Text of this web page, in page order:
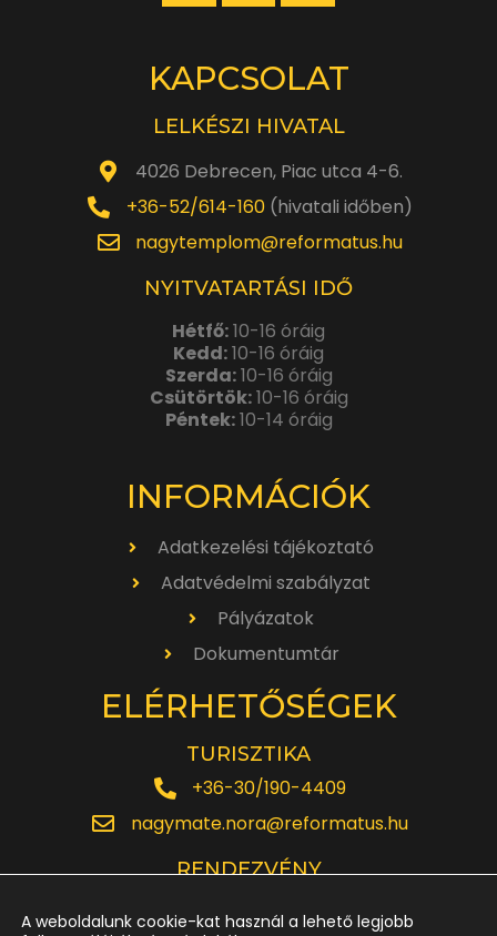
KAPCSOLAT
LELKÉSZI HIVATAL
4026 Debrecen, Piac utca 4-6.
+36-52/614-160(hivatali időben)
nagytemplom@reformatus.hu
NYITVATARTÁSI IDŐ
Hétfő:10-16 óráig
Kedd:10-16 óráig
Szerda:10-16 óráig
Csütörtök:10-16 óráig
Péntek:10-14 óráig
INFORMÁCIÓK
Adatkezelési tájékoztató
Adatvédelmi szabályzat
Pályázatok
Dokumentumtár
ELÉRHETŐSÉGEK
TURISZTIKA
+36-30/190-4409
nagymate.nora@reformatus.hu
RENDEZVÉNY
A weboldalunk cookie-kat használ a lehető legjobb